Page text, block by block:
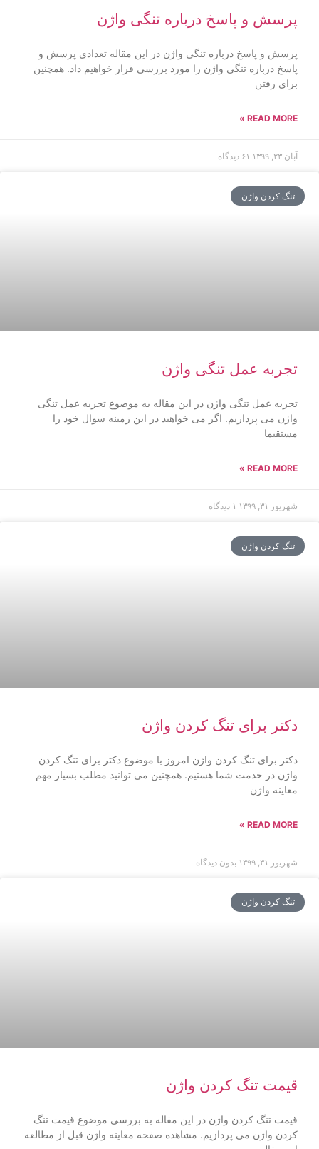
پرسش و پاسخ درباره تنگی واژن
پرسش و پاسخ درباره تنگی واژن در این مقاله تعدادی پرسش و
پاسخ درباره تنگی واژن را مورد بررسی قرار خواهیم داد. همچنین
برای رفتن
READ MORE »
آبان ۲۳, ۱۳۹۹ ۶۱ دیدگاه
تنگ کردن واژن
تجربه عمل تنگی واژن
تجربه عمل تنگی واژن در این مقاله به موضوع تجربه عمل تنگی
واژن می پردازیم. اگر می خواهید در این زمینه سوال خود را
مستقیما
READ MORE »
شهریور ۳۱, ۱۳۹۹ ۱ دیدگاه
تنگ کردن واژن
دکتر برای تنگ کردن واژن
دکتر برای تنگ کردن واژن امروز با موضوع دکتر برای تنگ کردن
واژن در خدمت شما هستیم. همچنین می توانید مطلب بسیار مهم
معاینه واژن
READ MORE »
شهریور ۳۱, ۱۳۹۹ بدون دیدگاه
تنگ کردن واژن
قیمت تنگ کردن واژن
قیمت تنگ کردن واژن در این مقاله به بررسی موضوع قیمت تنگ
کردن واژن می پردازیم. مشاهده صفحه معاینه واژن قبل از مطالعه